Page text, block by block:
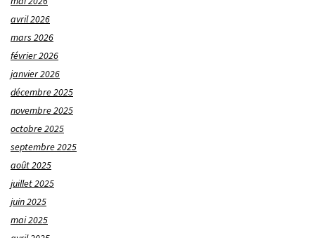
avril 2026
mars 2026
février 2026
janvier 2026
décembre 2025
novembre 2025
octobre 2025
septembre 2025
août 2025
juillet 2025
juin 2025
mai 2025